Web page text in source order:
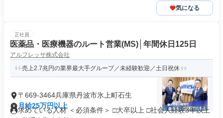
気になる
正社員
医薬品・医療機器のルート営業(MS)│年間休日125日
アルフレッサ株式会社
売上2.7兆円の業界最大手グループ／未経験歓迎／土日祝休
〒669-3464兵庫県丹波市氷上町石生
月給25万円以上
求めている人材 ＜必須条件＞ □大卒以上 □社会人経験3年以上